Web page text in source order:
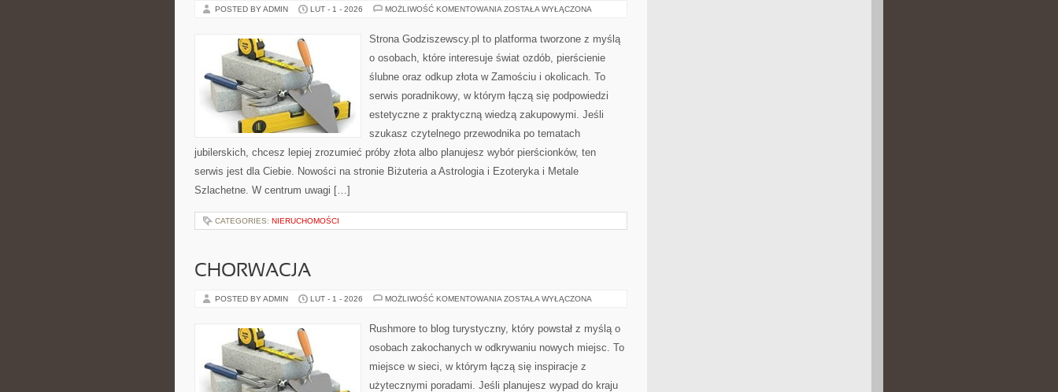
POSTED BY ADMIN LUT - 1 - 2026 MOŻLIWOŚĆ KOMENTOWANIA ZŁOTNICTWO
ZOSTAŁA WYŁĄCZONA
Strona Godziszewscy.pl to platforma tworzone z myślą
o osobach, które interesuje świat ozdób, pierścienie
ślubne oraz odkup złota w Zamościu i okolicach. To
serwis poradnikowy, w którym łączą się podpowiedzi
estetyczne z praktyczną wiedzą zakupowymi. Jeśli
szukasz czytelnego przewodnika po tematach
jubilerskich, chcesz lepiej zrozumieć próby złota albo planujesz wybór pierścionków, ten
serwis jest dla Ciebie. Nowości na stronie Biżuteria a Astrologia i Ezoteryka i Metale
Szlachetne. W centrum uwagi […]
CATEGORIES: NIERUCHOMOŚCI
CHORWACJA
POSTED BY ADMIN LUT - 1 - 2026 MOŻLIWOŚĆ KOMENTOWANIA CHORWACJA
ZOSTAŁA WYŁĄCZONA
Rushmore to blog turystyczny, który powstał z myślą o
osobach zakochanych w odkrywaniu nowych miejsc. To
miejsce w sieci, w którym łączą się inspiracje z
użytecznymi poradami. Jeśli planujesz wypad do kraju